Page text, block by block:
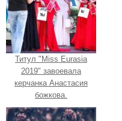
Титул "Miss Eurasia
2019" завоевала
керчанка Анастасия
божкова.